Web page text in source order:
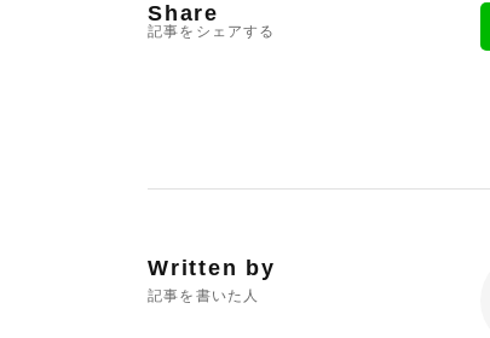
Share
記事をシェアする
Written by
記事を書いた人